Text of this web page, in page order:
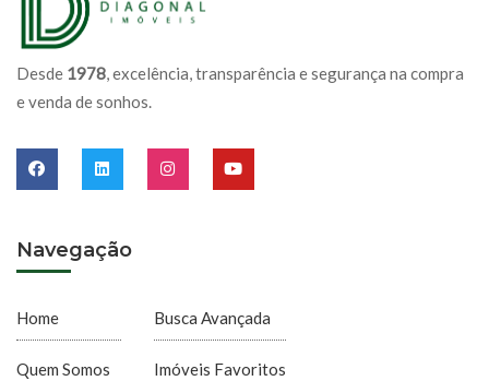
Desde 1978, excelência, transparência e segurança na compra
e venda de sonhos.
Navegação
Home
Quem Somos
Busca Avançada
Imóveis Favoritos